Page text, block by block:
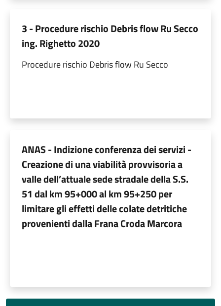
3 - Procedure rischio Debris flow Ru Secco
ing. Righetto 2020
Procedure rischio Debris flow Ru Secco
ANAS - Indizione conferenza dei servizi -
Creazione di una viabilità provvisoria a
valle dell’attuale sede stradale della S.S.
51 dal km 95+000 al km 95+250 per
limitare gli effetti delle colate detritiche
provenienti dalla Frana Croda Marcora